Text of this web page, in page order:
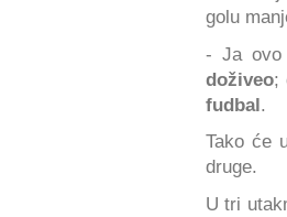
golu
- Ja
doživeo;
fudbal.
Tako će
druge.
U tri